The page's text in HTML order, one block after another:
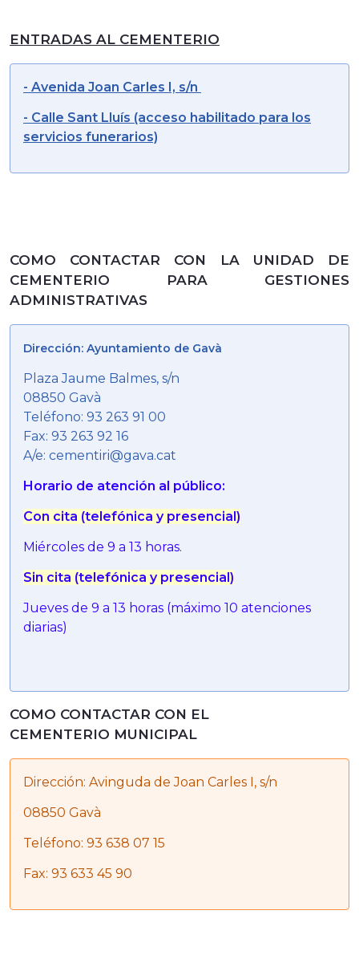
ENTRADAS AL CEMENTERIO
- Avenida Joan Carles I, s/n
- Calle Sant Lluís (acceso habilitado para los
servicios funerarios)
COMO CONTACTAR CON LA UNIDAD DE
CEMENTERIO PARA GESTIONES
ADMINISTRATIVAS
Dirección: Ayuntamiento de Gavà
Plaza Jaume Balmes, s/n
08850 Gavà
Teléfono: 93 263 91 00
Fax: 93 263 92 16
A/e: cementiri@gava.cat
Horario de atención al público:
Con cita (telefónica y presencial)
Miércoles de 9 a 13 horas.
Sin cita (telefónica y presencial)
Jueves de 9 a 13 horas (máximo 10 atenciones
diarias)
COMO CONTACTAR CON EL
CEMENTERIO MUNICIPAL
Dirección: Avinguda de Joan Carles I, s/n
08850 Gavà
Teléfono: 93 638 07 15
Fax: 93 633 45 90